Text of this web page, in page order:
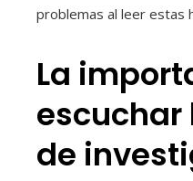
problemas al leer estas
La
de